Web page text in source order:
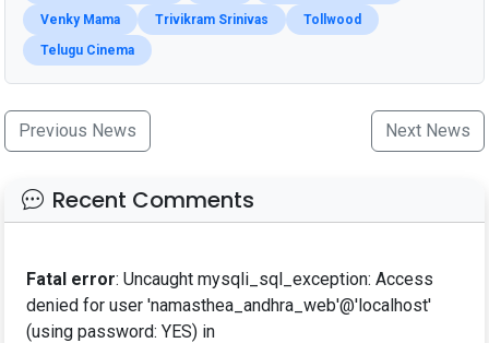
Venky Mama
Trivikram Srinivas
Tollwood
Telugu Cinema
Previous News Next News
Recent Comments
Fatal error: Uncaught mysqli_sql_exception: Access
denied for user 'namasthea_andhra_web'@'localhost'
(using password: YES) in